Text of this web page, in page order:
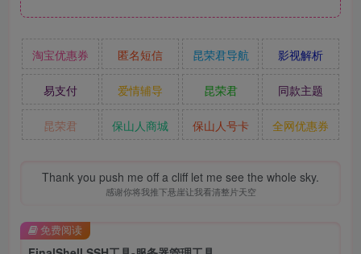
淘宝优惠券 匿名短信 昆荣君导航 影视解析
易支付 爱情辅导 昆荣君 同款主题
昆荣君 保山人商城 保山人号卡 全网优惠券
Thank you push me off a cliff let me see the whole sky.
感谢你将我推下悬崖让我看清整片天空
免费阅读